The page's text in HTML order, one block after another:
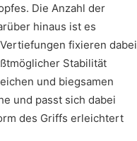
Die Anzahl der
hinaus ist es
fixieren dabei
Stabilität
und biegsamen
und passt sich dabei
des Griffs erleichtert